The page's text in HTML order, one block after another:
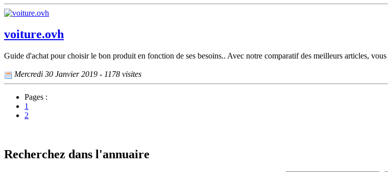
voiture.ovh
Guide d'achat pour choisir le bon produit en fonction de ses besoins.. Avec notre comparatif des meilleurs articles,
Mercredi 30 Janvier 2019 - 1178 visites
Pages :
1
2
Recherchez dans l'annuaire